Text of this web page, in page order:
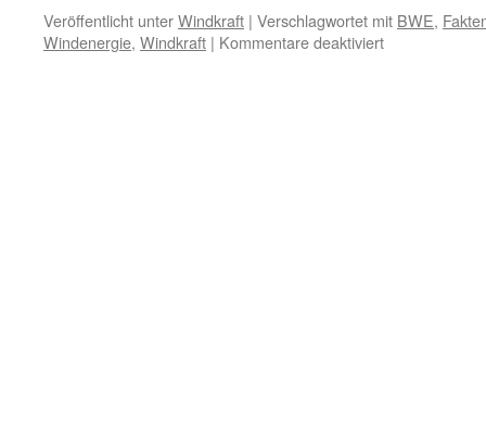
Veröffentlicht unterWindkraft | Verschlagwortet mit BWE,
Windenergie, Windkraft | Kommentare deaktiviertfür